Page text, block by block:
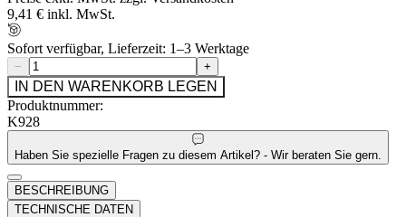
9,41 € inkl. MwSt.
Sofort verfügbar, Lieferzeit: 1–3 Werktage
− +
IN DEN WARENKORB LEGEN
Produktnummer:
K928
Haben Sie spezielle Fragen zu diesem Artikel? - Wir beraten Sie gern.
BESCHREIBUNG
TECHNISCHE DATEN